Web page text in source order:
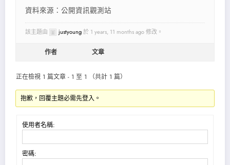
資料來源：公開資訊觀測站
該主題由 justyoung於 1 years, 11 months ago 修改。
作者 文章
正在檢視 1 篇文章 - 1 至 1 （共計 1 篇）
抱歉，回覆主題必需先登入。
使用者名稱:
密碼: